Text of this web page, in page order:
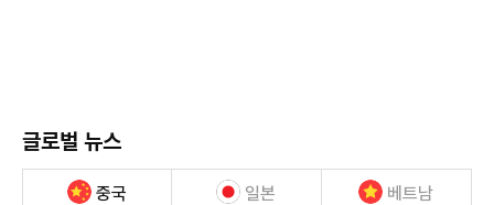
글로벌 뉴스
중국 일본 베트남